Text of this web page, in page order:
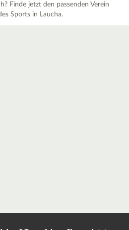
Finde jetzt den passenden Verein
Sports in Laucha.